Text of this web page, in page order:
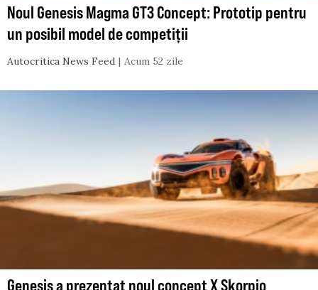
Noul Genesis Magma GT3 Concept: Prototip pentru
un posibil model de competiții
Autocritica News Feed Acum 52 zile
Genesis a prezentat noul concept X Skorpio